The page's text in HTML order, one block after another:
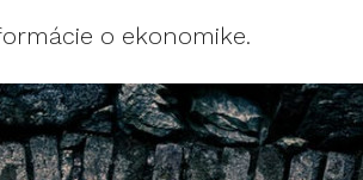
o ekonomike.